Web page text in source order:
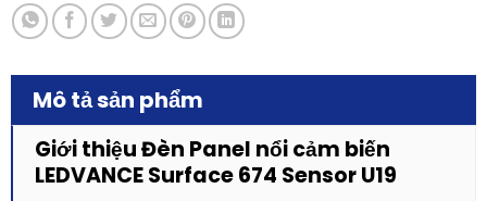
Mô tả sản phẩm
Giới thiệu Đèn Panel nổi cảm biến
LEDVANCE Surface 674 Sensor U19